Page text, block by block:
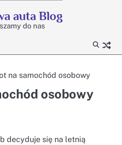
auta Blog
do nas
na samochód osobowy
osobowy
decyduje się na letnią